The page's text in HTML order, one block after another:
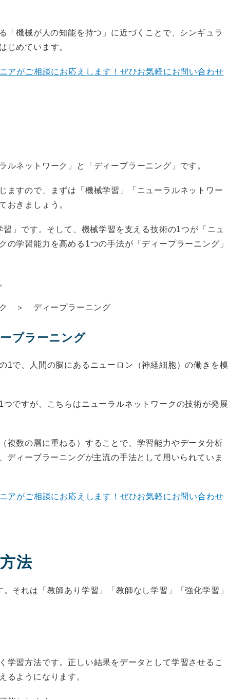
「機械が人の知能を持つ」に近づくことで、シンギュラ
じめています。
アがご相談にお応えします！ぜひお気軽にお問い合わせ
ネットワーク」と「ディープラーニング」です。
ますので、まずは「機械学習」「ニューラルネットワー
おきましょう。
」です。そして、機械学習を支える技術の1つが「ニュ
学習能力を高める1つの手法が「ディープラーニング」
＞ ディープラーニング
プラーニング
1で、人間の脳にあるニューロン（神経細胞）の働きを模
ですが、こちらはニューラルネットワークの技術が発展
複数の層に重ねる）することで、学習能力やデータ分析
ディープラーニングが主流の手法として用いられていま
アがご相談にお応えします！ぜひお気軽にお問い合わせ
法
それは「教師あり学習」「教師なし学習」「強化学習」
学習方法です。正しい結果をデータとして学習させるこ
るようになります。